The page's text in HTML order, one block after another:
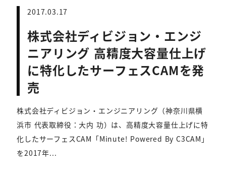
2017.03.17
株式会社ディビジョン・エンジ
ニアリング 高精度大容量仕上げ
に特化したサーフェスCAMを発
売
株式会社ディビジョン・エンジニアリング（神奈川県横
浜市 代表取締役：大内 功）は、高精度大容量仕上げに特
化したサーフェスCAM「Minute! Powered By C3CAM」
を2017年...